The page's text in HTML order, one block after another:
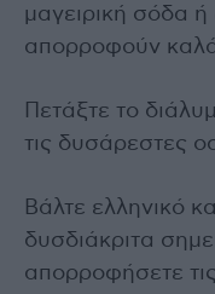
μαγειρική σόδα
απορροφούν καλά
Πετάξτε το
τις δυσάρεστες
Βάλτε ελληνικό
δυσδιάκριτα
απορροφήσετε